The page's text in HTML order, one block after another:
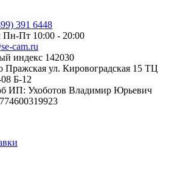
391 6448
Пн-Пт 10:00 - 20:00
cam.ru
индекс 142030
Пражская ул. Кировоградская 15 ТЦ
Б-12
ИП: Ухоботов Владимир Юрьевич